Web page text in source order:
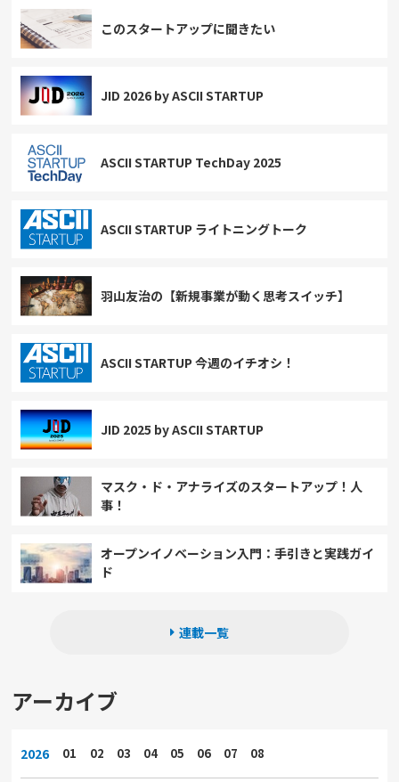
このスタートアップに聞きたい
JID 2026 by ASCII STARTUP
ASCII STARTUP TechDay 2025
ASCII STARTUP ライトニングトーク
羽山友治の【新規事業が動く思考スイッチ】
ASCII STARTUP 今週のイチオシ！
JID 2025 by ASCII STARTUP
マスク・ド・アナライズのスタートアップ！人
事！
オープンイノベーション入門：手引きと実践ガイ
ド
連載一覧
アーカイブ
2026 01 02 03 04 05 06 07 08